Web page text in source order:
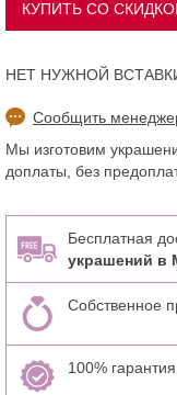
НЕТ НУЖНОЙ
Сообщить
Мы изготовим
доплаты, без
Бесплатная
украшений в
Собственное
100%